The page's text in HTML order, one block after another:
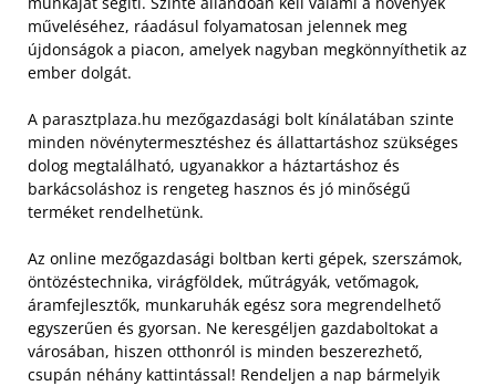
műveléséhez, ráadásul folyamatosan jelennek meg
újdonságok a piacon, amelyek nagyban megkönnyíthetik az
ember dolgát.
A parasztplaza.hu mezőgazdasági bolt kínálatában szinte
minden növénytermesztéshez és állattartáshoz szükséges
dolog megtalálható, ugyanakkor a háztartáshoz és
barkácsoláshoz is rengeteg hasznos és jó minőségű
terméket rendelhetünk.
Az online mezőgazdasági boltban kerti gépek, szerszámok,
öntözéstechnika, virágföldek, műtrágyák, vetőmagok,
áramfejlesztők, munkaruhák egész sora megrendelhető
egyszerűen és gyorsan. Ne keresgéljen gazdaboltokat a
városában, hiszen otthonról is minden beszerezhető,
csupán néhány kattintással! Rendeljen a nap bármelyik